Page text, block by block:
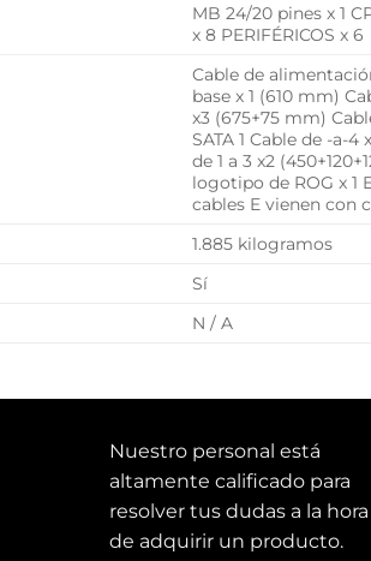
MB 24/20 pines x 1
x 8 PERIFÉRICOS x 6
Cable de
base x 1 (610 mm)
x3 (675+75 mm)
SATA 1 Cable de -a-4
de 1 a 3 x2
logotipo de ROG x 1
cables E vienen con
1.885 kilogramos
Sí
N / A
Nuestro personal está
altamente calificado para
resolver tus dudas a la hora
de adquirir un producto.